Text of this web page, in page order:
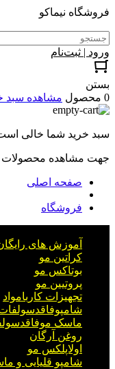
فروشگاه نیماکو
ورود | ثبت‌نام
بستن
0 محصول
مشاهده سبد
سبد خرید شما خالی
جهت مشاهده محصولات
صفحه اصلی
فروشگاه
آموزش های
کراتین مو
بوتاکس مو
پروتیین مو
تجهیزات کاربامواد
ماسک
روغن آرگان
اولاپلکس مو
شامپو قلیایی و